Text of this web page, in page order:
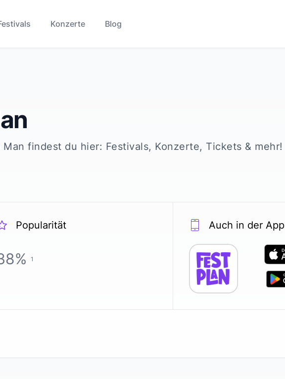
Konzerte Blog
Man findest du hier: Festivals, Konzerte, Tickets & mehr!
Popularität
% 1
Auch in der App